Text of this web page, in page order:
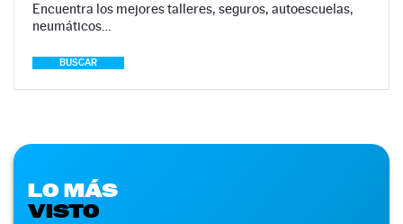
Encuentra los mejores talleres, seguros, autoescuelas,
neumáticos…
BUSCAR
LO MÁS
VISTO